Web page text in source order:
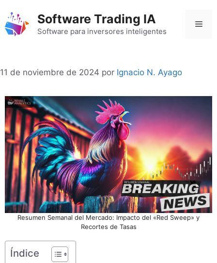
contenido
Software Trading IA
Software para inversores inteligentes
11 de noviembre de 2024 por Ignacio N. Ayago
Resumen Semanal del Mercado: Impacto del «Red Sweep» y
Recortes de Tasas
Índice